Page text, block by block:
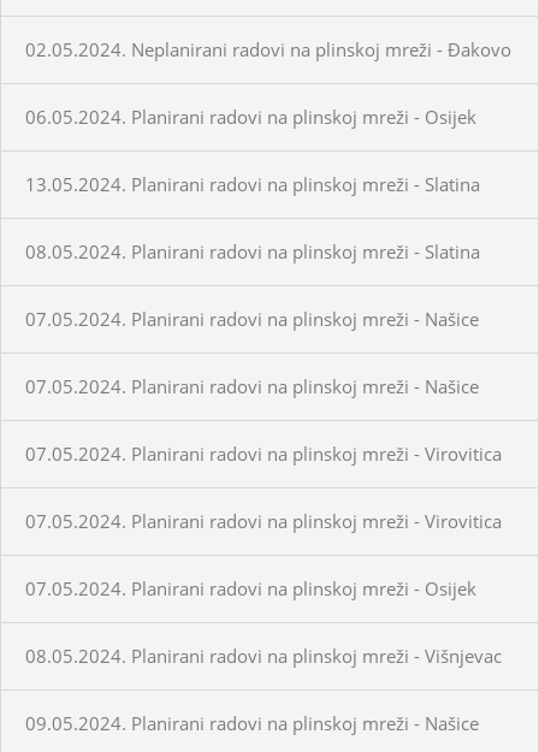
02.05.2024. Neplanirani radovi na plinskoj mreži - Đakovo
06.05.2024. Planirani radovi na plinskoj mreži - Osijek
13.05.2024. Planirani radovi na plinskoj mreži - Slatina
08.05.2024. Planirani radovi na plinskoj mreži - Slatina
07.05.2024. Planirani radovi na plinskoj mreži - Našice
07.05.2024. Planirani radovi na plinskoj mreži - Našice
07.05.2024. Planirani radovi na plinskoj mreži - Virovitica
07.05.2024. Planirani radovi na plinskoj mreži - Virovitica
07.05.2024. Planirani radovi na plinskoj mreži - Osijek
08.05.2024. Planirani radovi na plinskoj mreži - Višnjevac
09.05.2024. Planirani radovi na plinskoj mreži - Našice